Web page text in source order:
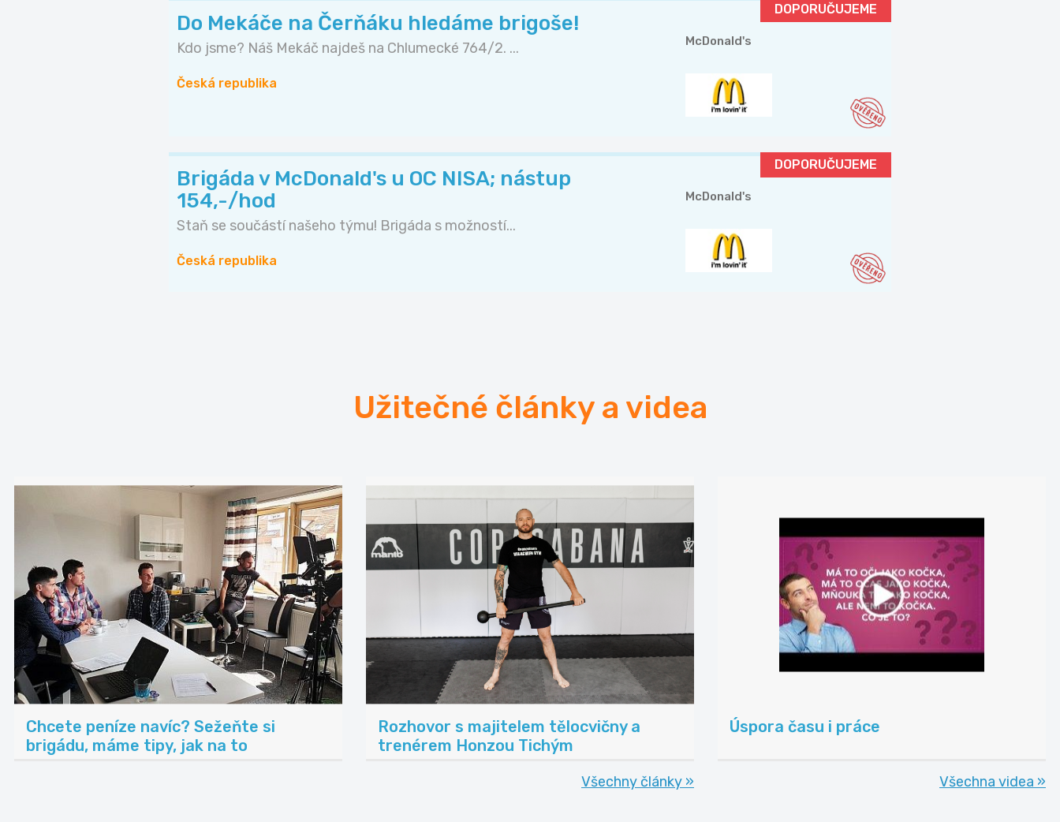
DOPORUČUJEME
Do Mekáče na Čerňáku hledáme brigoše!
Kdo jsme? Náš Mekáč najdeš na Chlumecké 764/2. ...
Česká republika
McDonald's
DOPORUČUJEME
Brigáda v McDonald's u OC NISA; nástup
154,-/hod
Staň se součástí našeho týmu! Brigáda s možností...
Česká republika
McDonald's
Užitečné články a videa
Chcete peníze navíc? Sežeňte si
brigádu, máme tipy, jak na to
Rozhovor s majitelem tělocvičny a
trenérem Honzou Tichým
Všechny články »
Úspora času i práce
Všechna videa »